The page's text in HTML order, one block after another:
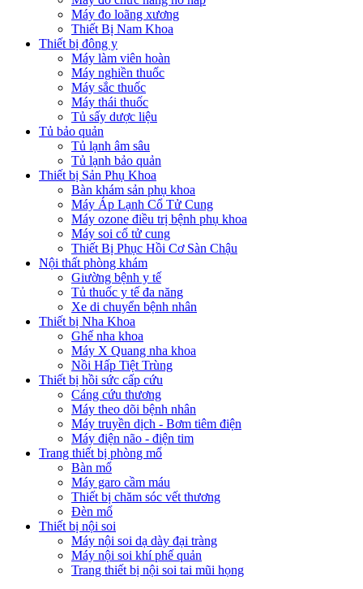
Máy đo loãng xương
Thiết Bị Nam Khoa
Thiết bị đông y
Máy làm viên hoàn
Máy nghiền thuốc
Máy sắc thuốc
Máy thái thuốc
Tủ sấy dược liệu
Tủ bảo quản
Tủ lạnh âm sâu
Tủ lạnh bảo quản
Thiết bị Sản Phụ Khoa
Bàn khám sản phụ khoa
Máy Áp Lạnh Cổ Tử Cung
Máy ozone điều trị bệnh phụ khoa
Máy soi cổ tử cung
Thiết Bị Phục Hồi Cơ Sàn Chậu
Nội thất phòng khám
Giường bệnh y tế
Tủ thuốc y tế đa năng
Xe di chuyển bệnh nhân
Thiết bị Nha Khoa
Ghế nha khoa
Máy X Quang nha khoa
Nồi Hấp Tiệt Trùng
Thiết bị hồi sức cấp cứu
Cáng cứu thương
Máy theo dõi bệnh nhân
Máy truyền dịch - Bơm tiêm điện
Máy điện não - điện tim
Trang thiết bị phòng mổ
Bàn mổ
Máy garo cầm máu
Thiết bị chăm sóc vết thương
Đèn mổ
Thiết bị nội soi
Máy nội soi dạ dày đại tràng
Máy nội soi khí phế quản
Trang thiết bị nội soi tai mũi họng